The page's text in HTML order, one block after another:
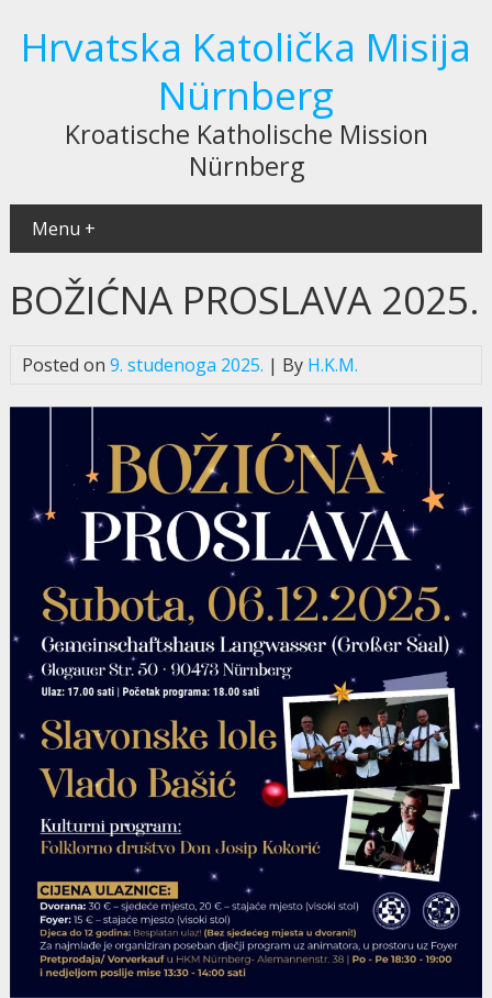
Hrvatska Katolička Misija
Nürnberg
Kroatische Katholische Mission
Nürnberg
Menu +
BOŽIĆNA PROSLAVA 2025.
Posted on 9. studenoga 2025. | By H.K.M.